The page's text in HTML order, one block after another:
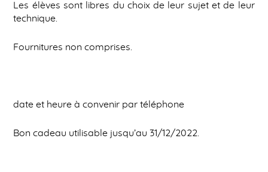
Les élèves sont libres du choix de leur sujet et de leur
technique.
Fournitures non comprises.
date et heure à convenir par téléphone
Bon cadeau utilisable jusqu’au 31/12/2022.